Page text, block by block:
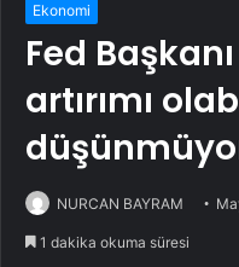
Ekonomi
Fed
artırımı
NURCAN BAYRAM
1 dakika okuma süresi